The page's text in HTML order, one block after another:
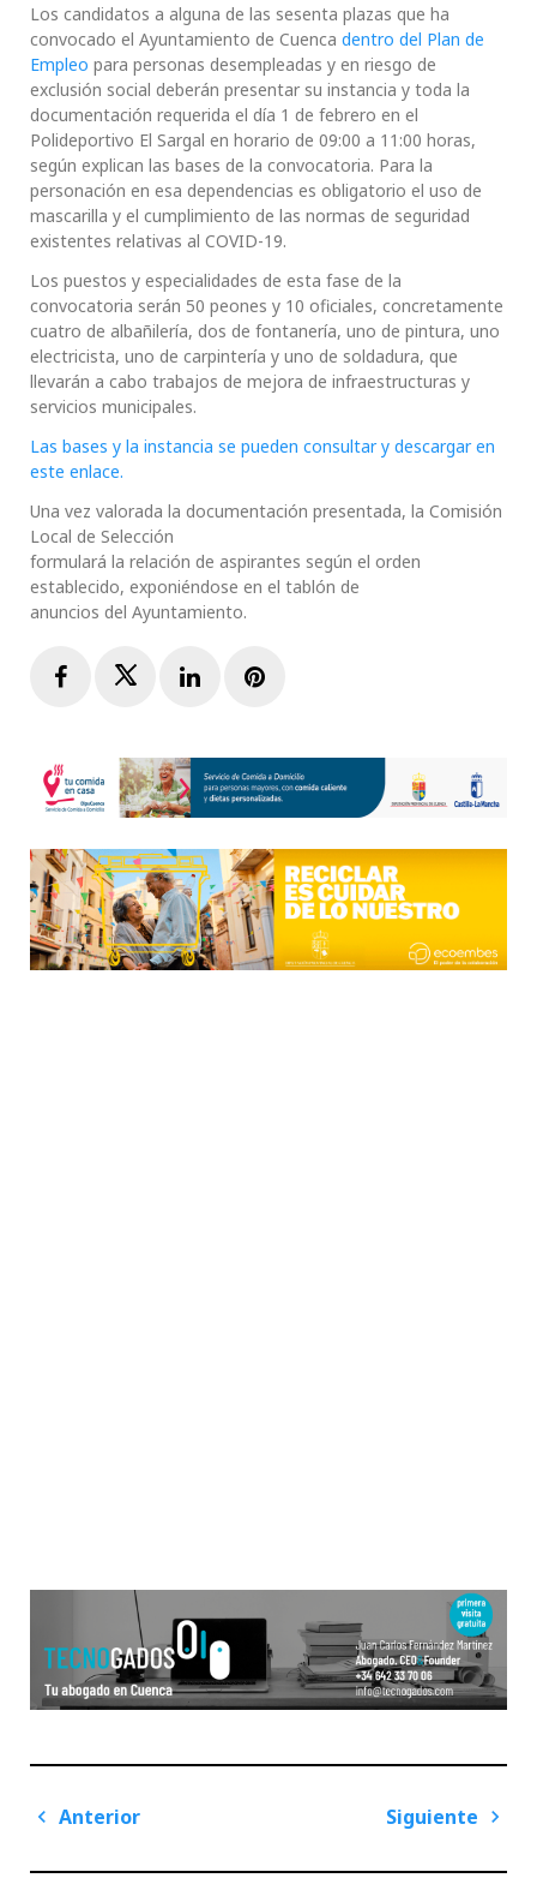
Los candidatos a alguna de las sesenta plazas que ha
convocado el Ayuntamiento de Cuenca dentro del Plan de
Empleo para personas desempleadas y en riesgo de
exclusión social deberán presentar su instancia y toda la
documentación requerida el día 1 de febrero en el
Polideportivo El Sargal en horario de 09:00 a 11:00 horas,
según explican las bases de la convocatoria. Para la
personación en esa dependencias es obligatorio el uso de
mascarilla y el cumplimiento de las normas de seguridad
existentes relativas al COVID-19.
Los puestos y especialidades de esta fase de la
convocatoria serán 50 peones y 10 oficiales, concretamente
cuatro de albañilería, dos de fontanería, uno de pintura, uno
electricista, uno de carpintería y uno de soldadura, que
llevarán a cabo trabajos de mejora de infraestructuras y
servicios municipales.
Las bases y la instancia se pueden consultar y descargar en
este enlace.
Una vez valorada la documentación presentada, la Comisión
Local de Selección
formulará la relación de aspirantes según el orden
establecido, exponiéndose en el tablón de
anuncios del Ayuntamiento.
FacebookTwitterLinkedInPinterest
Navegación
Anterior
Siguiente